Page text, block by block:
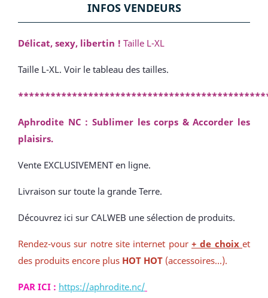
INFOS VENDEURS
Délicat, sexy, libertin ! Taille L-XL
Taille L-XL. Voir le tableau des tailles.
Aphrodite NC : Sublimer les corps & Accorder les
plaisirs.
Vente EXCLUSIVEMENT en ligne.
Livraison sur toute la grande Terre.
Découvrez ici sur CALWEB une sélection de produits.
Rendez-vous sur notre site internet pour + de choix et
des produits encore plus HOT HOT (accessoires...).
PAR ICI : https://aphrodite.nc/